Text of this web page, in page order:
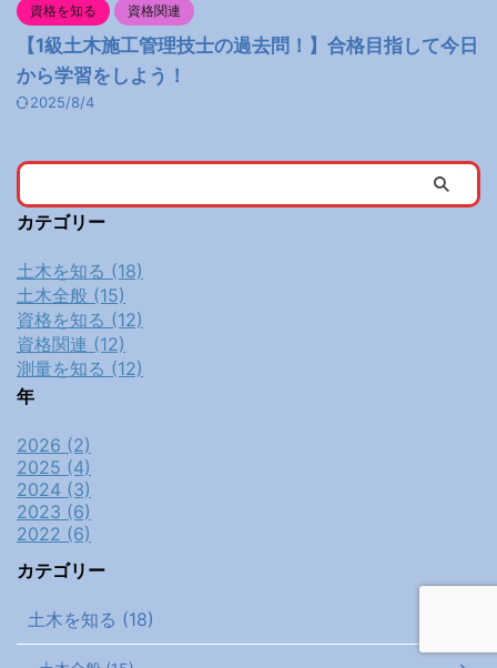
資格を知る 資格関連
【1級土木施工管理技士の過去問！】合格目指して今日
から学習をしよう！
2025/8/4
カテゴリー
土木を知る (18)
土木全般 (15)
資格を知る (12)
資格関連 (12)
測量を知る (12)
年
2026 (2)
2025 (4)
2024 (3)
2023 (6)
2022 (6)
カテゴリー
土木を知る (18)